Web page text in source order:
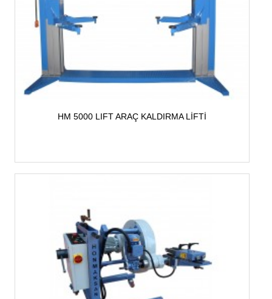
HM 5000 LIFT ARAÇ KALDIRMA LİFTİ